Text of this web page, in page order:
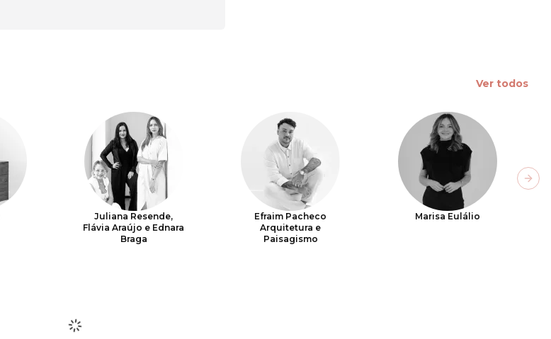
Ver todos
Juliana Resende,
Flávia Araújo e Ednara
Braga
Efraim Pacheco
Arquitetura e
Paisagismo
Marisa Eulálio